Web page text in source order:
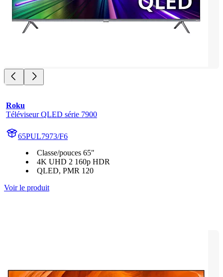
Roku
Téléviseur QLED série 7900
65PUL7973/F6
Classe/pouces 65"
4K UHD 2 160p HDR
QLED, PMR 120
Voir le produit